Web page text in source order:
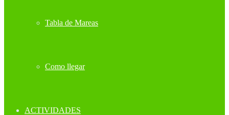
Tabla de Mareas
Como llegar
ACTIVIDADES